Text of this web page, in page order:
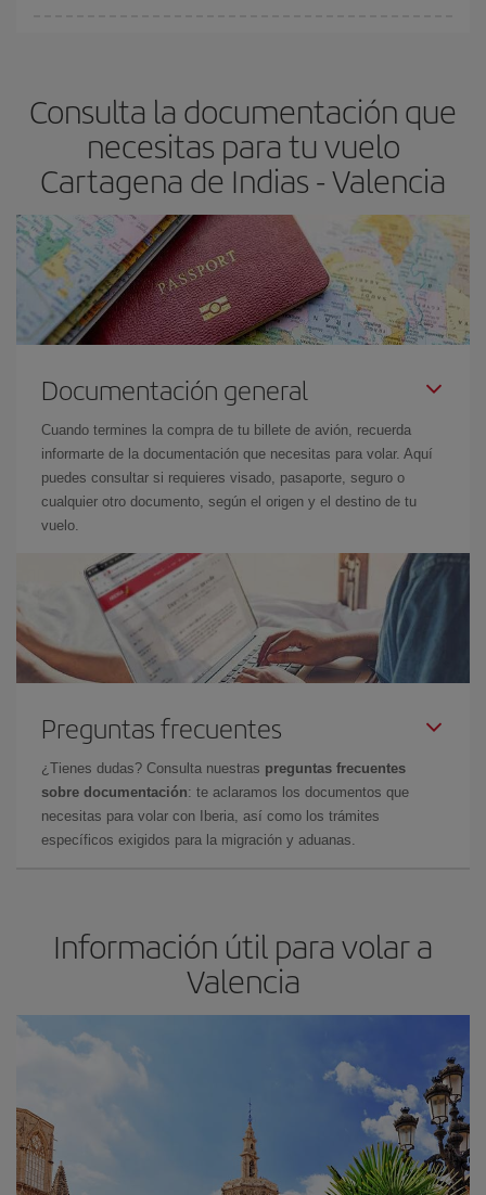
avión más baratos te saldrán. Además, si buscas los vuelos con
las fechas y los horarios del viaje un poco abiertos, podráselegir
el precio más barato.
Consulta la documentación que
necesitas para tu vuelo
Cartagena de Indias - Valencia
Documentación general
Cuando termines la compra de tu billete de avión, recuerda
informarte de la documentación que necesitas para volar. Aquí
puedes consultar si requieres visado, pasaporte, seguro o
cualquier otro documento, según el origen y el destino de tu
vuelo.
Preguntas frecuentes
¿Tienes dudas? Consulta nuestras preguntas frecuentes
sobre documentación: te aclaramos los documentos que
necesitas para volar con Iberia, así como los trámites
específicos exigidos para la migración y aduanas.
Información útil para volar a
Valencia